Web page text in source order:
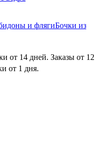
и флягиБочки из
от 14 дней. Заказы от 12
от 1 дня.